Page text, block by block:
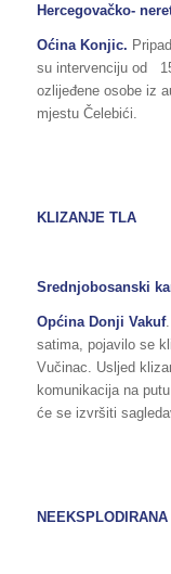
Hercegovačko-
Oćina Konjic.
su intervenciju od
ozlijeđene osobe iz
mjestu Čelebići.
KLIZANJE TLA
Srednjobosanski
Općina Donji Vakuf
satima, pojavilo se
Vučinac. Usljed
komunikacija na
će se izvršiti